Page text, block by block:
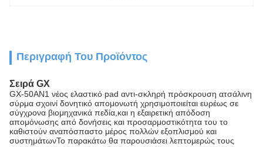
Περιγραφή Του Προϊόντος
Σειρά GX
GX-50AN1 νέος ελαστικό pad αντι-σκληρή πρόσκρουση ατσάλινη
σύρμα σχοινί δονητικό απομονωτή χρησιμοποιείται ευρέως σε
σύγχρονα βιομηχανικά πεδία,και η εξαιρετική απόδοση
απομόνωσης από δονήσεις και προσαρμοστικότητα του το
καθιστούν αναπόσπαστο μέρος πολλών εξοπλισμού και
συστημάτωνΤο παρακάτω θα παρουσιάσει λεπτομερώς τους